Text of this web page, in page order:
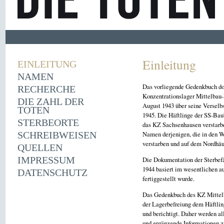
EINLEITUNG
NAMEN
RECHERCHE
DIE ZAHL DER
TOTEN
STERBEORTE
SCHREIBWEISEN
QUELLEN
IMPRESSUM
DATENSCHUTZ
Einleitung
Das vorliegende Gedenkbuch
Konzentrationslager Mittelbau-
August 1943 über seine
1945. Die Häftlinge der SS-
das KZ Sachsenhausen
Namen derjenigen, die in den
verstarben und auf dem
Die Dokumentation der
1944 basiert im wesentlichen
fertiggestellt wurde.
Das Gedenkbuch des KZ
der Lagerbefreiung dem
und berichtigt. Daher werden